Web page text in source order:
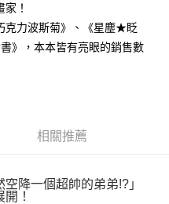
之結帳頁面顯示為準，若有關於
疑問，請聯繫「AFTEE先享後付
人或監護人之同意方可使用
別帳號之用戶狀況，依本公司即
費
費
運費
！
克力波斯菊》、《星塵★眨
》，本本皆有亮眼的銷售數
相關推薦
降一個超帥的弟弟!?」
！